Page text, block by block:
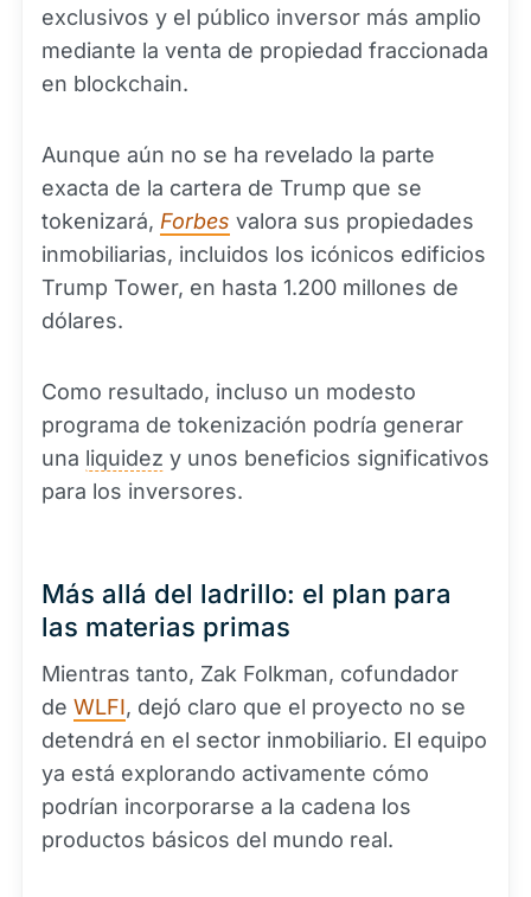
exclusivos y el público inversor más amplio
mediante la venta de propiedad fraccionada
en blockchain.
Aunque aún no se ha revelado la parte
exacta de la cartera de Trump que se
tokenizará, Forbes valora sus propiedades
inmobiliarias, incluidos los icónicos edificios
Trump Tower, en hasta 1.200 millones de
dólares.
Como resultado, incluso un modesto
programa de tokenización podría generar
una liquidez y unos beneficios significativos
para los inversores.
Más allá del ladrillo: el plan para
las materias primas
Mientras tanto, Zak Folkman, cofundador
de WLFI, dejó claro que el proyecto no se
detendrá en el sector inmobiliario. El equipo
ya está explorando activamente cómo
podrían incorporarse a la cadena los
productos básicos del mundo real.